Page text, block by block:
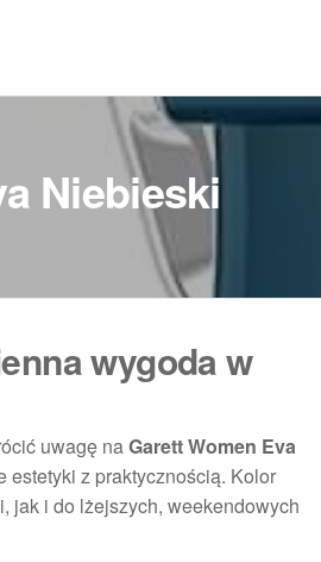
Niebieski
wygoda w
uwagę naGarett Women Eva
estetyki z praktycznością. Kolor
jak i do lżejszych, weekendowych